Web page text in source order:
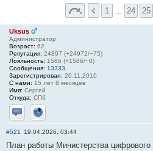
1 24 25
Uksus
Администратор
Возраст: 62
Репутация: 24897 (+24972/−75)
Лояльность: 1586 (+1586/−0)
Сообщения: 13333
Зарегистрирован: 20.11.2010
С нами: 15 лет 8 месяцев
Имя: Сергей
Откуда: СПб
Отправить личное сообщение
Сайт
#521 19.04.2026, 03:44
План работы Министерства